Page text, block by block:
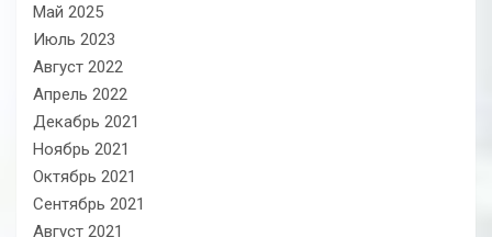
Май 2025
Июль 2023
Август 2022
Апрель 2022
Декабрь 2021
Ноябрь 2021
Октябрь 2021
Сентябрь 2021
Август 2021